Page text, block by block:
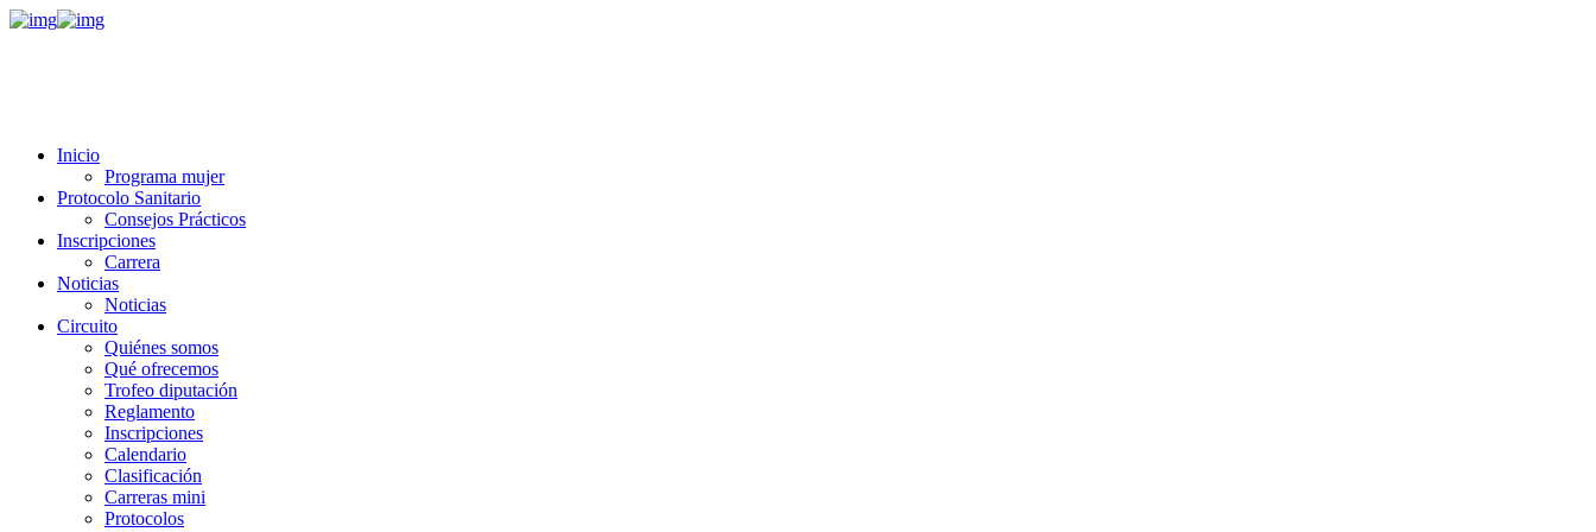
Inicio
Programa mujer
Protocolo Sanitario
Consejos Prácticos
Inscripciones
Carrera
Noticias
Noticias
Circuito
Quiénes somos
Qué ofrecemos
Trofeo diputación
Reglamento
Inscripciones
Calendario
Clasificación
Carreras mini
Protocolos